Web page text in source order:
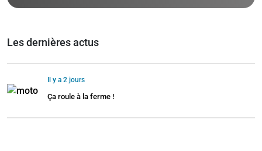
Les dernières actus
Il y a 2 jours
Ça roule à la ferme !